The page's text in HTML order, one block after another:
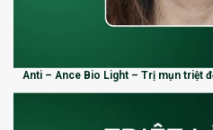
Anti – Ance Bio Light – Trị mụn triệt